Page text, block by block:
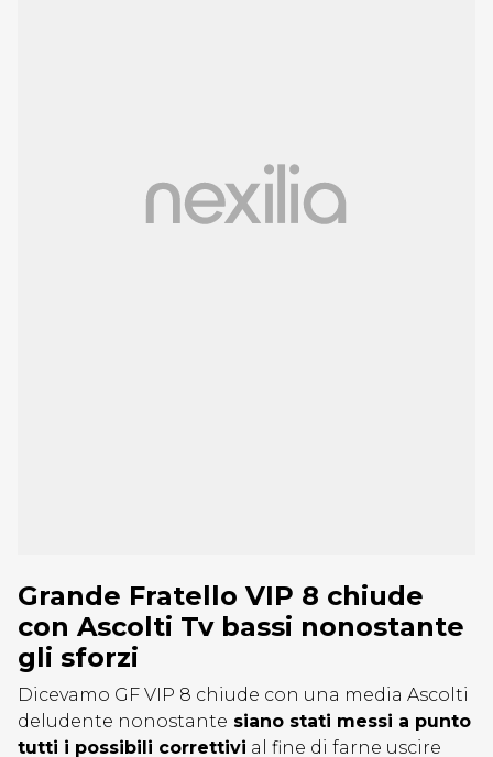
Grande Fratello VIP 8 chiude
con Ascolti Tv bassi nonostante
gli sforzi
Dicevamo GF VIP 8 chiude con una media Ascolti
deludente nonostante siano stati messi a punto
tutti i possibili correttivi al fine di farne uscire